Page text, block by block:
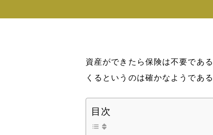
資産ができたら保険は不要であ
くるというのは確かなようである
目次